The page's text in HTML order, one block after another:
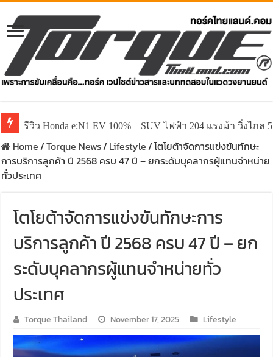
รีวิว ลองขับ All New GWM HAVAL H6 ปรับโฉมหน้าใหม่
Home/Torque News/ Lifestyle/โตโยต้าจัดการแข่งขันทักษะ
การบริการลูกค้า ปี 2568 ครบ 47 ปี – ยกระดับบุคลากรผู้แทนจำหน่าย
ทั่วประเทศ
โตโยต้าจัดการแข่งขันทักษะการ
บริการลูกค้า ปี 2568 ครบ 47 ปี – ยก
ระดับบุคลากรผู้แทนจำหน่ายทั่ว
ประเทศ
Torque Thailand November 17, 2025 Lifestyle